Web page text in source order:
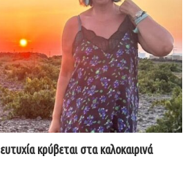
κρύβεται στα καλοκαιρινά